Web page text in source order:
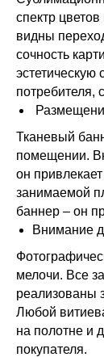
спектр
видны
сочность
эстетическую
потребителя,
Тканевый
помещении.
он
занимаемой
баннер – он
Внимание
мелочи. Все
реализованы
Любой
на полотне и
покупателя.